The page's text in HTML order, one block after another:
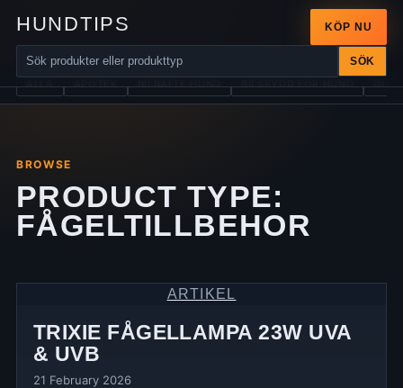
HUNDTIPS
SÖK
KÖP NU
ALLA APOTEK BILBÄLTE HUND BILSKYDD FÖR HUND
BROWSE
PRODUCT TYPE:
FÅGELTILLBEHOR
ARTIKEL
TRIXIE FÅGELLAMPA 23W UVA
& UVB
21 February 2026